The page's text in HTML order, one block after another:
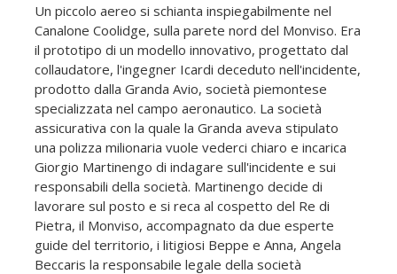
Un piccolo aereo si schianta inspiegabilmente nel
Canalone Coolidge, sulla parete nord del Monviso. Era
il prototipo di un modello innovativo, progettato dal
collaudatore, l'ingegner Icardi deceduto nell'incidente,
prodotto dalla Granda Avio, società piemontese
specializzata nel campo aeronautico. La società
assicurativa con la quale la Granda aveva stipulato
una polizza milionaria vuole vederci chiaro e incarica
Giorgio Martinengo di indagare sull'incidente e sui
responsabili della società. Martinengo decide di
lavorare sul posto e si reca al cospetto del Re di
Pietra, il Monviso, accompagnato da due esperte
guide del territorio, i litigiosi Beppe e Anna, Angela
Beccaris la responsabile legale della società